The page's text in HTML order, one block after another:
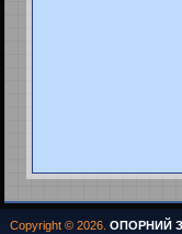
Copyright © 2026. ОПОРНИЙ